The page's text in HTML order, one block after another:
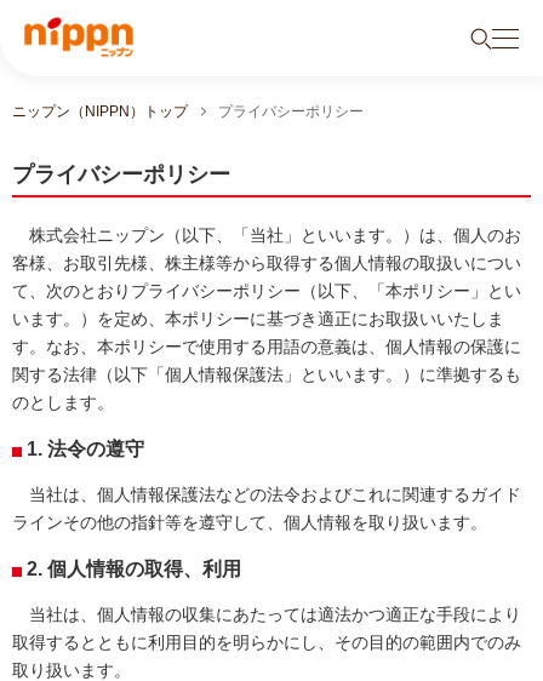
ニップン（NIPPN）トップ プライバシーポリシー
プライバシーポリシー
株式会社ニップン（以下、「当社」といいます。）は、個人のお
客様、お取引先様、株主様等から取得する個人情報の取扱いについ
て、次のとおりプライバシーポリシー（以下、「本ポリシー」とい
います。）を定め、本ポリシーに基づき適正にお取扱いいたしま
す。なお、本ポリシーで使用する用語の意義は、個人情報の保護に
関する法律（以下「個人情報保護法」といいます。）に準拠するも
のとします。
1. 法令の遵守
当社は、個人情報保護法などの法令およびこれに関連するガイド
ラインその他の指針等を遵守して、個人情報を取り扱います。
2. 個人情報の取得、利用
当社は、個人情報の収集にあたっては適法かつ適正な手段により
取得するとともに利用目的を明らかにし、その目的の範囲内でのみ
取り扱います。